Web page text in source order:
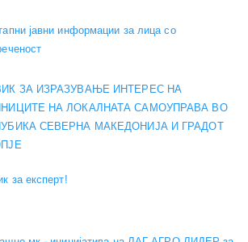
јавни информации за лица со
ЗА ИЗРАЗУВАЊЕ ИНТЕРЕС НА
НА ЛОКАЛНАТА САМОУПРАВА ВО
СЕВЕРНА МАКЕДОНИЈА И ГРАДОТ
за експерт!